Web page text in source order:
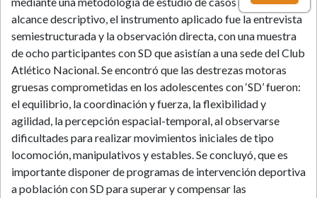
alcance descriptivo, el instrumento aplicado fue la entrevista
semiestructurada y la observación directa, con una muestra
de ocho participantes con SD que asistían a una sede del Club
Atlético Nacional. Se encontró que las destrezas motoras
gruesas comprometidas en los adolescentes con ‘SD’ fueron:
el equilibrio, la coordinación y fuerza, la flexibilidad y
agilidad, la percepción espacial-temporal, al observarse
dificultades para realizar movimientos iniciales de tipo
locomoción, manipulativos y estables. Se concluyó, que es
importante disponer de programas de intervención deportiva
a población con SD para superar y compensar las